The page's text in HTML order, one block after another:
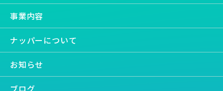
事業内容
ナッパーについて
お知らせ